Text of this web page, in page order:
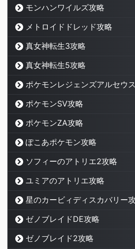
モンハンワイルズ攻略
メトロイドドレッド攻略
真女神転生3攻略
真女神転生5攻略
ポケモンレジェンズアルセウ
ポケモンSV攻略
ポケモンZA攻略
ぽこあポケモン攻略
ソフィーのアトリエ2攻略
ユミアのアトリエ攻略
星のカービィディスカバリー
ゼノブレイドDE攻略
ゼノブレイド2攻略